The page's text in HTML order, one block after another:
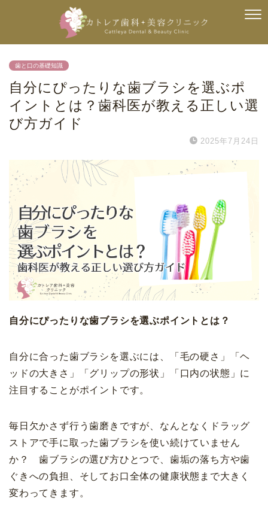
歯と口の基礎知識
自分にぴったりな歯ブラシを選ぶポ
イントとは？歯科医が教える正しい選
び方ガイド
2025年7月24日
自分にぴったりな歯ブラシを選ぶポイントとは？
自分に合った歯ブラシを選ぶには、「毛の硬さ」「ヘ
ッドの大きさ」「グリップの形状」「口内の状態」に
注目することがポイントです。
毎日欠かさず行う歯磨きですが、なんとなくドラッグ
ストアで手に取った歯ブラシを使い続けていません
か？ 歯ブラシの選び方ひとつで、歯垢の落ち方や歯
ぐきへの負担、そしてお口全体の健康状態まで大きく
変わってきます。